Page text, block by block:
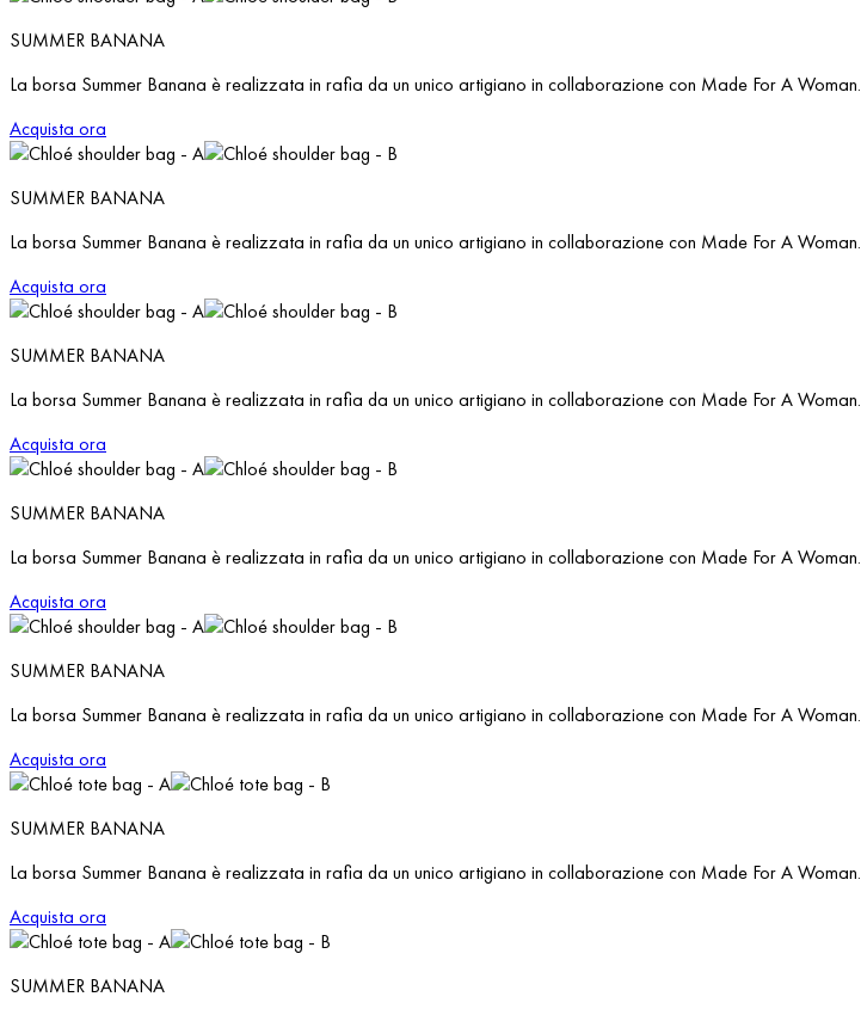
SUMMER BANANA
La borsa Summer Banana è realizzata in rafia da un unico artigiano in collaborazione con Made For A Woman.
Acquista ora
SUMMER BANANA
La borsa Summer Banana è realizzata in rafia da un unico artigiano in collaborazione con Made For A Woman.
Acquista ora
SUMMER BANANA
La borsa Summer Banana è realizzata in rafia da un unico artigiano in collaborazione con Made For A Woman.
Acquista ora
SUMMER BANANA
La borsa Summer Banana è realizzata in rafia da un unico artigiano in collaborazione con Made For A Woman.
Acquista ora
SUMMER BANANA
La borsa Summer Banana è realizzata in rafia da un unico artigiano in collaborazione con Made For A Woman.
Acquista ora
SUMMER BANANA
La borsa Summer Banana è realizzata in rafia da un unico artigiano in collaborazione con Made For A Woman.
Acquista ora
SUMMER BANANA